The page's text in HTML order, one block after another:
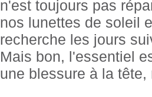
n'est toujours pas
nos lunettes de soleil
recherche les jours
Mais bon, l'essentiel
une blessure à la